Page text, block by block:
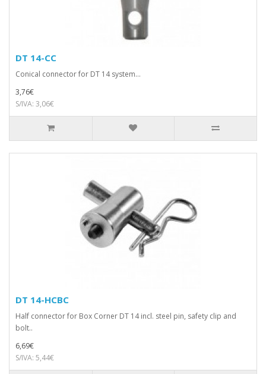
DT 14-CC
Conical connector for DT 14 system...
3,76€
S/IVA: 3,06€
DT 14-HCBC
Half connector for Box Corner DT 14 incl. steel pin, safety clip and
bolt..
6,69€
S/IVA: 5,44€